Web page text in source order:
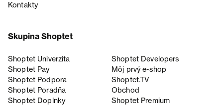
Kontakty
Skupina Shoptet
Shoptet Univerzita
Shoptet Developers
Shoptet Pay
Môj prvý e-shop
Shoptet Podpora
Shoptet.TV
Shoptet Poradňa
Obchod
Shoptet Doplnky
Shoptet Premium